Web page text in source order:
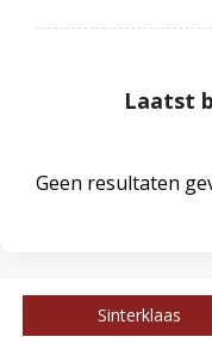
Laatst
Geen resultaten
Sinterklaas